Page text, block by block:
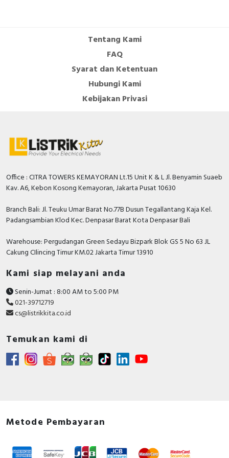
0…500 Ampere
TRUE
630 Ampere
Position of connection
for main current circuit
Number of poles 3
Rated short-circuit
breaking capacity lcu at
400 V, 50 Hz
voltage release
FALSE
protection
FALSE
Adjustment range
release
Power loss 40.8 Watt
Device construction
Built-in device fixed built-in
Suitable for DIN rail (top
Tentang Kami
FAQ
Syarat dan Ketentuan
Hubungi Kami
Kebijakan Privasi
Office : CITRA TOWERS KEMAYORAN Lt.15 Unit K & L Jl. Benyamin Suaeb
Kav. A6, Kebon Kosong Kemayoran, Jakarta Pusat 10630
Branch Bali: Jl. Teuku Umar Barat No.77B Dusun Tegallantang Kaja Kel.
Padangsambian Klod Kec. Denpasar Barat Kota Denpasar Bali
Warehouse: Pergudangan Green Sedayu Bizpark Blok GS 5 No 63 JL
Cakung CIlincing Timur KM.02 Jakarta Timur 13910
Kami siap melayani anda
Senin-Jumat : 8:00 AM to 5:00 PM
021-39712719
cs@listrikkita.co.id
Temukan kami di
Metode Pembayaran